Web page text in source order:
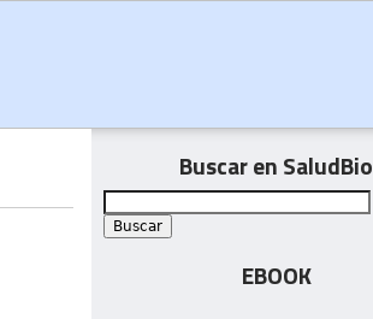
Buscar en SaludBio
EBOOK